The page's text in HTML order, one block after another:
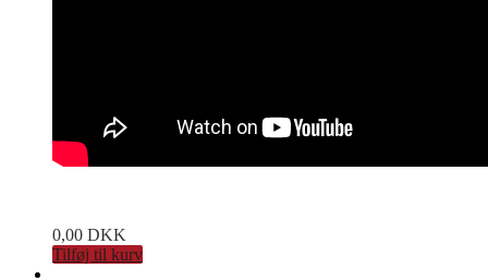
0,00 DKK
Tilføj til kurv